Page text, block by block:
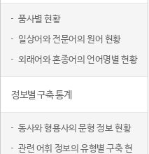
품사별 현황
일상어와 전문어의 원어 현황
외래어와 혼종어의 언어명별 현황
정보별 구축 통계
동사와 형용사의 문형 정보 현황
관련 어휘 정보의 유형별 구축 현